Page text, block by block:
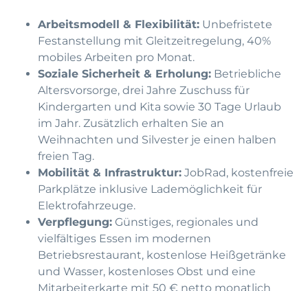
Arbeitsmodell & Flexibilität: Unbefristete
Festanstellung mit Gleitzeitregelung, 40%
mobiles Arbeiten pro Monat.
Soziale Sicherheit & Erholung: Betriebliche
Altersvorsorge, drei Jahre Zuschuss für
Kindergarten und Kita sowie 30 Tage Urlaub
im Jahr. Zusätzlich erhalten Sie an
Weihnachten und Silvester je einen halben
freien Tag.
Mobilität & Infrastruktur: JobRad, kostenfreie
Parkplätze inklusive Lademöglichkeit für
Elektrofahrzeuge.
Verpflegung: Günstiges, regionales und
vielfältiges Essen im modernen
Betriebsrestaurant, kostenlose Heißgetränke
und Wasser, kostenloses Obst und eine
Mitarbeiterkarte mit 50 € netto monatlich